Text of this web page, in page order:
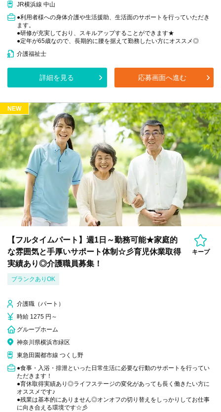
JR横浜線 中山
●利用者様への身体介護や生活援助、生活面のサポートを行っていただき
ます。
●研修が充実しており、スキルアップすることができます★
●定年が65歳なので、長期的に腰を据えて勤務したい方にオススメ◎
介護福祉士
詳細を見る 応募画面へ進む
NEW
【フルタイムパート】週1日～勤務可能★家庭的
な雰囲気と手厚いサポート体制☆彡育児休業取得
実績あり◎介護職員募集！
キープ
ブランクありOK
介護職（パート）
時給 1275 円～
グループホーム
神奈川県横浜市緑区
東急田園都市線 つくし野
●食事・入浴・排泄といった日常生活に必要な行動のサポートを行ってい
ただきます！
●育休取得実績あり◎ライフステージの変化があっても長く働きたい方に
オススメです♪
●残業は基本的にありません◎オンオフの切り替えをしっかりしてお仕事
に向き合える環境です☆彡